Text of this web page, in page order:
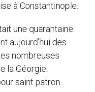
à Constantinople.
une quarantaine
aujourd’hui des
nombreuses
la Géorgie.
saint patron.